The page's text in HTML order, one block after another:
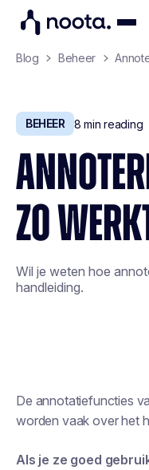
Blog Beheer
BEHEER 8 min reading
ZO
Wil je weten hoe
handleiding.
De annotatiefuncties
worden vaak over het
Als je ze goed